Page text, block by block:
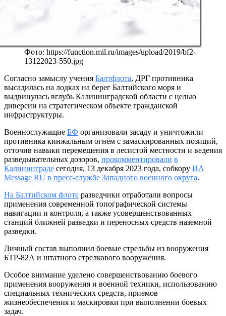
Фото: https://function.mil.ru/images/upload/2019/bf2-
13122023-550.jpg
Согласно замыслу учения Балтфлота, ДРГ противника
высадилась на лодках на берег Балтийского моря и
выдвинулась вглубь Калининградской области с целью
диверсии на стратегическом объекте гражданской
инфраструктуры.
Военнослужащие БФ организовали засаду и уничтожили
противника кинжальным огнём с замаскированных позиций,
отточив навыки перемещения в лесистой местности и ведения
разведывательных дозоров, прокомментировали в
Калининграде сегодня, 13 декабря 2023 года, собкору ИА
Message RU в пресс-службе Западного военного округа.
На Балтийском флоте разведчики отработали вопросы
применения современной топографической системы
навигации и контроля, а также усовершенствованных
станций ближней разведки и переносных средств наземной
разведки.
Личный состав выполнил боевые стрельбы из вооружения
БТР-82А и штатного стрелкового вооружения.
Особое внимание уделено совершенствованию боевого
применения вооружения и военной техники, использованию
специальных технических средств, приемов
жизнеобеспечения и маскировки при выполнении боевых
задач.